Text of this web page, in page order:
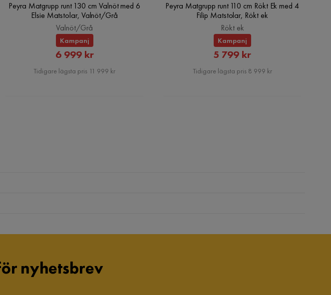
Peyra Matgrupp runt 130 cm Valnöt med 6
Elsie Matstolar, Valnöt/Grå
Valnöt/Grå
Kampanj
Rabatterat
Pris
6 999 kr
Tidigare lägsta pris 11 999 kr
Peyra Matgrupp runt 110 cm Rökt Ek med 4
Filip Matstolar, Rökt ek
Rökt ek
Kampanj
Rabatterat
Pris
5 799 kr
Tidigare lägsta pris 8 999 kr
nyhetsbrev